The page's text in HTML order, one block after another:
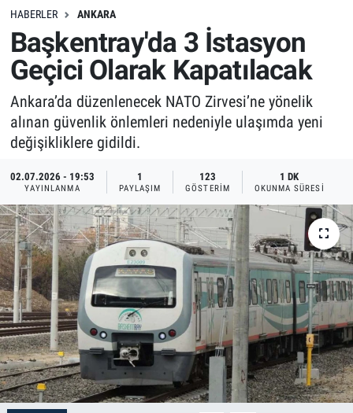
HABERLER ANKARA
Başkentray'da 3 İstasyon
Geçici Olarak Kapatılacak
Ankara’da düzenlenecek NATO Zirvesi’ne yönelik
alınan güvenlik önlemleri nedeniyle ulaşımda yeni
değişikliklere gidildi.
02.07.2026 - 19:53
YAYINLANMA
1
PAYLAŞIM
123
GÖSTERIM
1 DK
OKUNMA SÜRESI